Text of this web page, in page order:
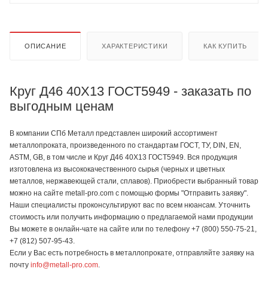
ОПИСАНИЕ ХАРАКТЕРИСТИКИ КАК КУПИТЬ
Круг Д46 40Х13 ГОСТ5949 - заказать по
выгодным ценам
В компании СПб Металл представлен широкий ассортимент
металлопроката, произведенного по стандартам ГОСТ, ТУ, DIN, EN,
ASTM, GB, в том числе и Круг Д46 40Х13 ГОСТ5949. Вся продукция
изготовлена из высококачественного сырья (черных и цветных
металлов, нержавеющей стали, сплавов). Приобрести выбранный товар
можно на сайте metall-pro.com с помощью формы "Отправить заявку".
Наши специалисты проконсультируют вас по всем нюансам. Уточнить
стоимость или получить информацию о предлагаемой нами продукции
Вы можете в онлайн-чате на сайте или по телефону +7 (800) 550-75-21,
+7 (812) 507-95-43.
Если у Вас есть потребность в металлопрокате, отправляйте заявку на
почту info@metall-pro.com